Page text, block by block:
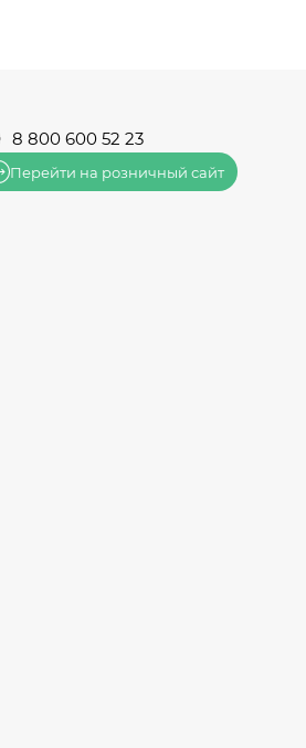
8 800 600 52 23
Перейти на розничный сайт